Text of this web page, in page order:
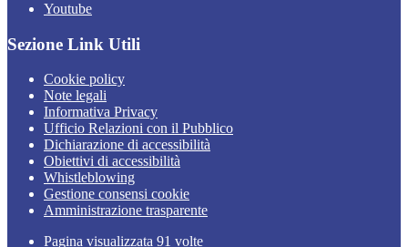
Youtube
Sezione Link Utili
Cookie policy
Note legali
Informativa Privacy
Ufficio Relazioni con il Pubblico
Dichiarazione di accessibilità
Obiettivi di accessibilità
Whistleblowing
Gestione consensi cookie
Amministrazione trasparente
Pagina visualizzata 91 volte